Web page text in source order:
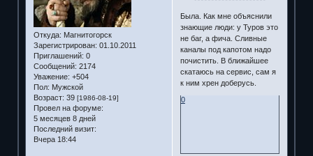
Откуда: Магнитогорск
Зарегистрирован: 01.10.2011
Приглашений: 0
Сообщений: 2174
Уважение: +504
Пол: Мужской
Возраст: 39 [1986-08-19]
Провел на форуме:
5 месяцев 8 дней
Последний визит:
Вчера 18:44
Была. Как мне объяснили
знающие люди: у Туров это
не баг, а фича. Сливные
каналы под капотом надо
почистить. В ближайшее
скатаюсь на сервис, сам я
к ним хрен доберусь.
0